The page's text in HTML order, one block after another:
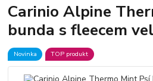
Carinio Alpine
bunda s fleecem
Novinka TOP produkt